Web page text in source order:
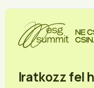
Iratkozz fel